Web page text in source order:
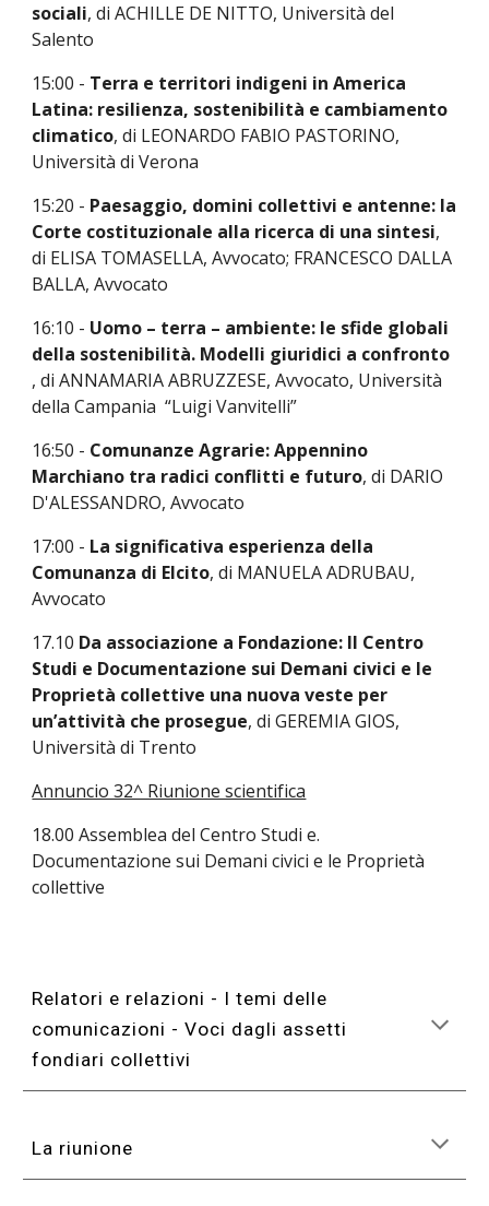
sociali, di ACHILLE DE NITTO, Università del
Salento
15:00 - Terra e territori indigeni in America
Latina: resilienza, sostenibilità e cambiamento
climatico, di LEONARDO FABIO PASTORINO,
Università di Verona
15:20 - Paesaggio, domini collettivi e antenne: la
Corte costituzionale alla ricerca di una sintesi,
di ELISA TOMASELLA,Avvocato; FRANCESCO DALLA
BALLA, Avvocato
16:10 - Uomo – terra – ambiente: le sfide globali
della sostenibilità. Modelli giuridici a confronto
, di ANNAMARIA ABRUZZESE,Avvocato, Università
della Campania “Luigi Vanvitelli”
16:50 - Comunanze Agrarie: Appennino
Marchiano tra radici conflitti e futuro,di DARIO
D'ALESSANDRO, Avvocato
17:00 - La significativa esperienza della
Comunanza di Elcito,di MANUELA ADRUBAU,
Avvocato
17.10 Da associazione a Fondazione: Il Centro
Studi e Documentazione sui Demani civici e le
Proprietà collettive una nuova veste per
un’attività che prosegue, di GEREMIA GIOS,
Università di Trento
Annuncio 32^ Riunione scientifica
18.00 Assemblea del Centro Studi e.
Documentazione sui Demani civici e le Proprietà
collettive
Relatori e relazioni - I temi delle
comunicazioni - Voci dagli assetti
fondiari collettivi
La riunione